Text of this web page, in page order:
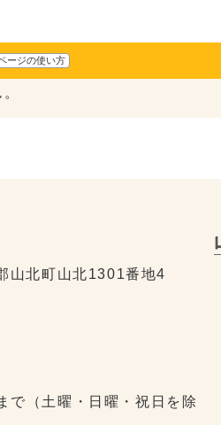
ージの使い方
北町山北1301番地4
で（土曜・日曜・祝日を除